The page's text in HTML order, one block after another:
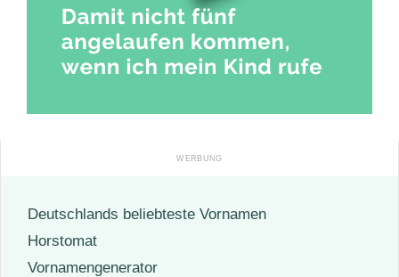
Deutschlands beliebteste Vornamen
Horstomat
Vornamengenerator